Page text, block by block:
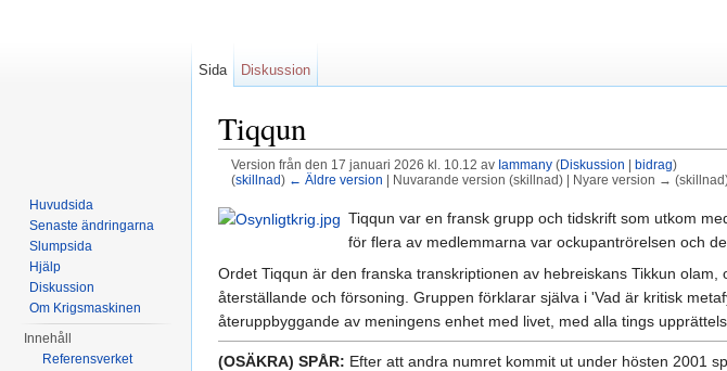
Tiqqun
Version från den 17 januari 2026 kl. 10.12 av Iammany (Diskussion bidrag)
(skillnad) ← Äldre version | Nuvarande version (skillnad) | Nyare version →
Tiqqun var en fransk grupp och tidskrift som utkom
för flera av medlemmarna var ockupantrörelsen och
Ordet Tiqqun är den franska transkriptionen av hebreiskans Tikkun
återställande och försoning. Gruppen förklarar själva i 'Vad är kritisk
återuppbyggande av meningens enhet med livet, med alla tings
(OSÄKRA) SPÅR: Efter att andra numret kommit ut under hösten 2001
Sida Diskussion
Huvudsida
Senaste ändringarna
Slumpsida
Hjälp
Diskussion
Om Krigsmaskinen
Innehåll
Referensverket